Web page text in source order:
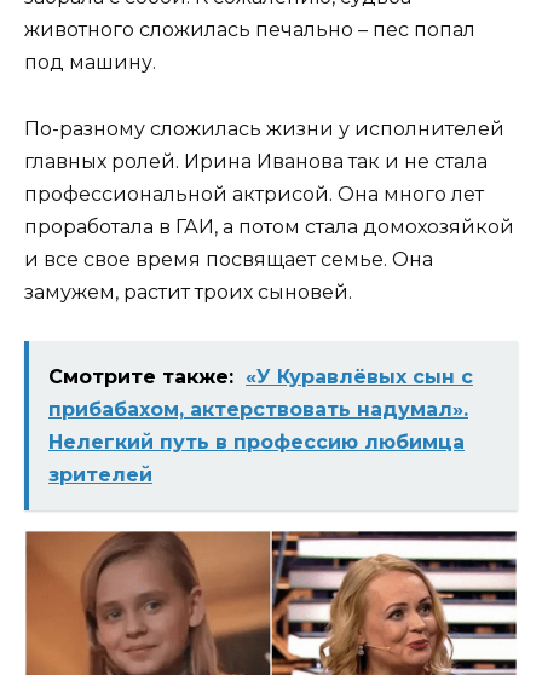
животного сложилась печально – пес попал
под машину.
По-разному сложилась жизни у исполнителей
главных ролей. Ирина Иванова так и не стала
профессиональной актрисой. Она много лет
проработала в ГАИ, а потом стала домохозяйкой
и все свое время посвящает семье. Она
замужем, растит троих сыновей.
Смотрите также: «У Куравлёвых сын с
прибабахом, актерствовать надумал».
Нелегкий путь в профессию любимца
зрителей